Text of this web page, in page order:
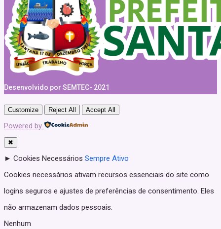
Desenvolvido por SEMTEC- 2021
Customize Reject All Accept All
Powered by
✖
► Cookies Necessários Sempre Ativo
Cookies necessários ativam recursos essenciais do site como
logins seguros e ajustes de preferências de consentimento. Eles
não armazenam dados pessoais.
Nenhum